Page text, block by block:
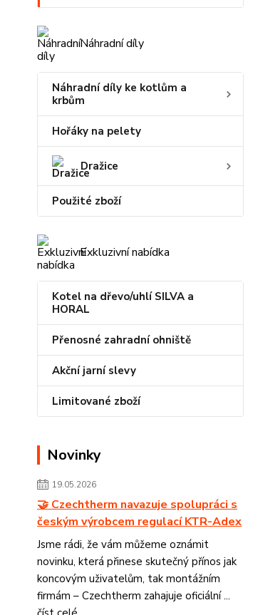
Náhradní díly
Náhradní díly ke kotlům a
krbům
Hořáky na pelety
Dražice
Použité zboží
Exkluzivní nabídka
Kotel na dřevo/uhlí SILVA a
HORAL
Přenosné zahradní ohniště
Akční jarní slevy
Limitované zboží
Novinky
19.05.2026
🤝 Czechtherm navazuje spolupráci s
českým výrobcem regulací KTR-Adex
Jsme rádi, že vám můžeme oznámit
novinku, která přinese skutečný přínos jak
koncovým uživatelům, tak montážním
firmám – Czechtherm zahajuje oficiální ...